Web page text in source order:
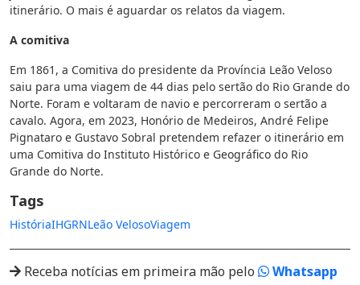
itinerário. O mais é aguardar os relatos da viagem.
A comitiva
Em 1861, a Comitiva do presidente da Província Leão Veloso
saiu para uma viagem de 44 dias pelo sertão do Rio Grande do
Norte. Foram e voltaram de navio e percorreram o sertão a
cavalo. Agora, em 2023, Honório de Medeiros, André Felipe
Pignataro e Gustavo Sobral pretendem refazer o itinerário em
uma Comitiva do Instituto Histórico e Geográfico do Rio
Grande do Norte.
Tags
HistóriaIHGRNLeão VelosoViagem
Receba notícias em primeira mão pelo
Whatsapp